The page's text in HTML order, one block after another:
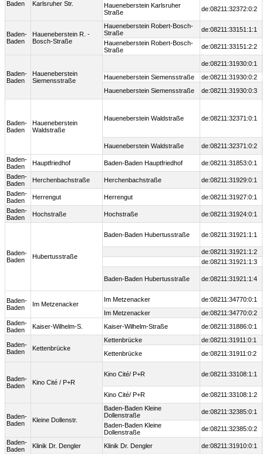
Baden
Karlsruher Str.
Haueneberstein Karlsruher
Straße
de:08211:32372:0:2
Baden-
Baden
Haueneberstein R. -
Bosch-Straße
Haueneberstein Robert-Bosch-
Straße
de:08211:33151:1:1
Haueneberstein Robert-Bosch-
Straße
de:08211:33151:2:2
Baden-
Baden
Haueneberstein
Siemensstraße
de:08211:31930:0:1
Haueneberstein Siemensstraße
de:08211:31930:0:2
Haueneberstein Siemensstraße
de:08211:31930:0:3
Baden-
Baden
Haueneberstein
Waldstraße
Haueneberstein Waldstraße de:08211:32371:0:1
Haueneberstein Waldstraße
de:08211:32371:0:2
Baden-
Baden
Hauptfriedhof Baden-Baden Hauptfriedhof
de:08211:31853:0:1
Baden-
Baden
Herchenbachstraße Herchenbachstraße
de:08211:31929:0:1
Baden-
Baden
Herrengut Herrengut
de:08211:31927:0:1
Baden-
Baden
Hochstraße Hochstraße de:08211:31924:0:1
Baden-
Baden
Hubertusstraße
Baden-Baden Hubertusstraße de:08211:31921:1:1
de:08211:31921:1:2
de:08211:31921:1:3
Baden-Baden Hubertusstraße de:08211:31921:1:4
Baden-
Baden
Im Metzenacker
Im Metzenacker
de:08211:34770:0:1
Im Metzenacker
de:08211:34770:0:2
Baden-
Baden
Kaiser-Wilhelm-S. Kaiser-Wilhelm-Straße de:08211:31886:0:1
Baden-
Baden
Kettenbrücke
Kettenbrücke
de:08211:31911:0:1
Kettenbrücke
de:08211:31911:0:2
Baden-
Baden
Kino Cité / P+R
Kino Cité/ P+R de:08211:33108:1:1
Kino Cité/ P+R de:08211:33108:1:2
Baden-
Baden
Kleine Dollenstr.
Baden-Baden Kleine
Dollenstraße
de:08211:32385:0:1
Baden-Baden Kleine
Dollenstraße
de:08211:32385:0:2
Baden-
Baden
Klinik Dr. Dengler Klinik Dr. Dengler
de:08211:31910:0:1